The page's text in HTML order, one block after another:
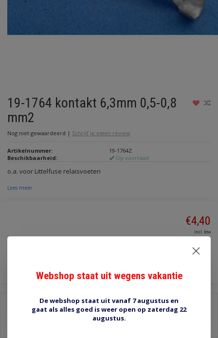
19-1764 kontakt 6,3mm 0,5-0,8
mm2
Nog niet gewaardeerd | Schrijf je eigen review
Artikelnummer:
19-1764Z
Beschikbaarheid:
Op voorraad
o.a. voor Littelfuse relaisvoeten
Lees meer
€4,40
Incl. btw
Webshop staat uit wegens vakantie
De webshop staat uit vanaf 7 augustus en
gaat als alles goed is weer open op zaterdag 22
augustus.